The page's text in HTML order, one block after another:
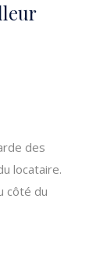
des
locataire.
côté du